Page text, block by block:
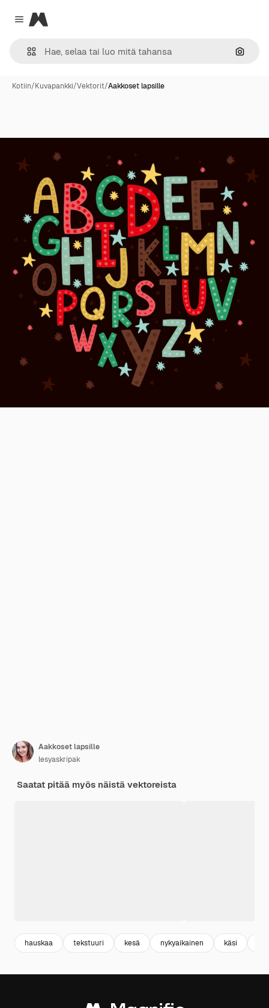
Close menu
Magnific
Hae
Kotiin/Kuvapankki/Vektorit/Aakkoset lapsille
Aakkoset lapsille
lesyaskripak
Saatat pitää myös näistä vektoreista
hauskaa tekstuuri kesä nykyaikainen käsi